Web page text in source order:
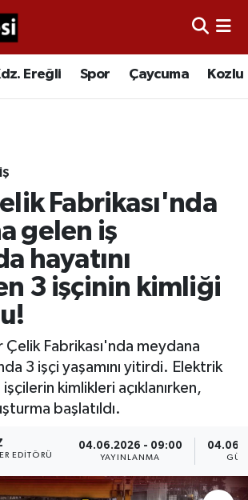
Ereğli Spor Çaycuma Kozlu
Fabrikası'nda
gelen iş
hayatını
3 işçinin kimliği
Çelik Fabrikası'nda meydana
3 işçi yaşamını yitirdi. Elektrik
işçilerin kimlikleri açıklanırken,
başlatıldı.
EDITÖRÜ
04.06.2026 - 09:00
YAYINLANMA
Durumu
Durumu ve Fikstür
Haberleri